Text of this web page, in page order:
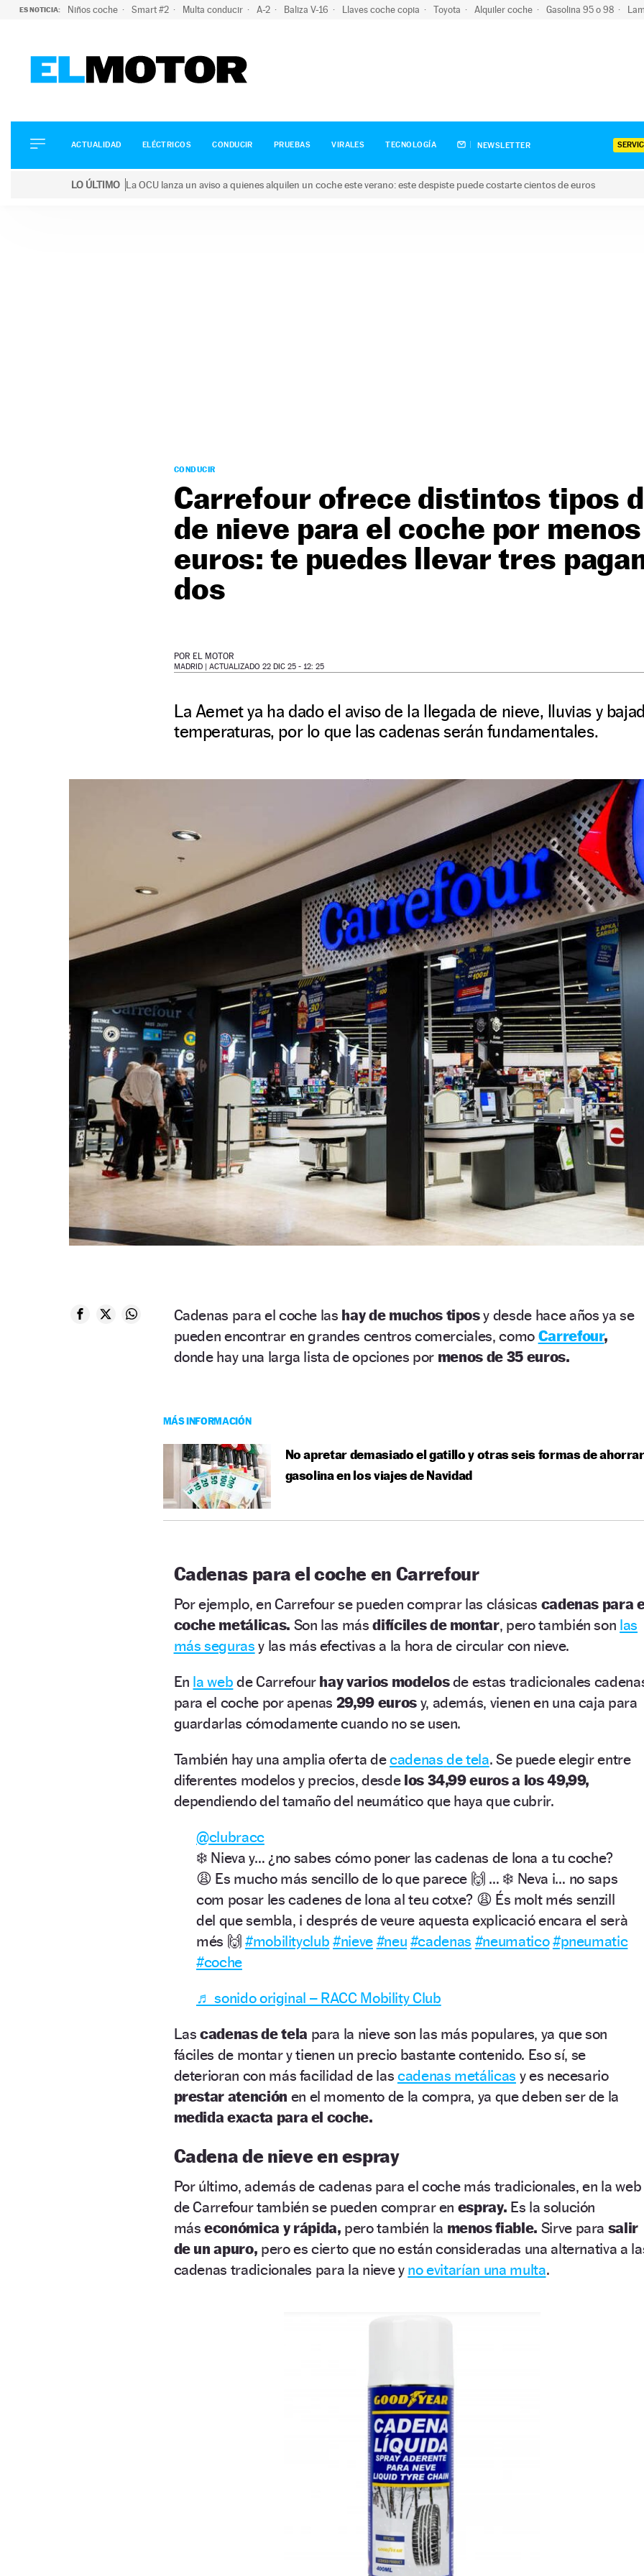
ES NOTICIA: Niños coche Smart #2 Multa conducir A-2 Baliza V-16 Llaves coche copia Toyota Alquiler coche Gasolina 95 o 98
ELÉCTRICOS
CONDUCIR
ACTUALIDAD ELÉCTRICOS CONDUCIR PRUEBAS VIRALES TECNOLOGÍA NEWSLETTER
LO ÚLTIMO La OCU lanza un aviso a quienes alquilen un coche este verano: este despiste puede costarte cientos de euros
CONDUCIR
Carrefour ofrece distintos tipos
de nieve para el coche por
euros: te puedes llevar tres
dos
POR EL MOTOR
MADRID | ACTUALIZADO 22 DIC 25 - 12: 25
La Aemet ya ha dado el aviso de la llegada de nieve, lluvias y
temperaturas, por lo que las cadenas serán fundamentales.
Cadenas para el coche las hay de muchos tiposy desde hace años ya se
pueden encontrar en grandes centros comerciales, como Carrefour,
donde hay una larga lista de opciones por menos de 35 euros.
MÁS INFORMACIÓN
No apretar demasiado el gatillo y otras seis formas de ahorrar
gasolina en los viajes de Navidad
Cadenas para el coche en Carrefour
Por ejemplo, en Carrefour se pueden comprar las clásicas cadenas para
coche metálicas. Son las másdifíciles de montar, pero también son las
más seguras y las más efectivas a la hora de circular con nieve.
En la web de Carrefour hay varios modelosde estas tradicionales
para el coche por apenas 29,99 euros y, además, vienen en una caja para
guardarlas cómodamente cuando no se usen.
También hay una amplia oferta decadenas de tela. Se puede elegir entre
diferentes modelos y precios, desde los 34,99 euros a los 49,99,
dependiendo del tamaño del neumático que haya que cubrir.
@clubracc
❄️ Nieva y… ¿no sabes cómo poner las cadenas de lona a tu coche?
😩 Es mucho más sencillo de lo que parece 🙌 … ❄️ Neva i… no saps
com posar les cadenes de lona al teu cotxe? 😩 És molt més senzill
del que sembla, i després de veure aquesta explicació encara el serà
més 🙌 #mobilityclub #nieve #neu #cadenas #neumatico#pneumatic
#coche
♬ sonido original – RACC Mobility Club
Lascadenas de tela para la nieve son las más populares, ya que son
fáciles de montar y tienen un precio bastante contenido. Eso sí, se
deterioran con más facilidad de las cadenas metálicas y es necesario
prestar atención en el momento de la compra, ya que deben ser de la
medida exacta para el coche.
Cadena de nieve en espray
Por último, además de cadenas para el coche más tradicionales, en la web
de Carrefour también se pueden comprar en espray. Es la solución
máseconómica y rápida, pero también la menos fiable. Sirve para salir
de un apuro, pero es cierto que no están consideradas una alternativa a
cadenas tradicionales para la nieve y no evitarían una multa.